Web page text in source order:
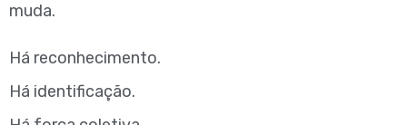
muda.
Há reconhecimento.
Há identificação.